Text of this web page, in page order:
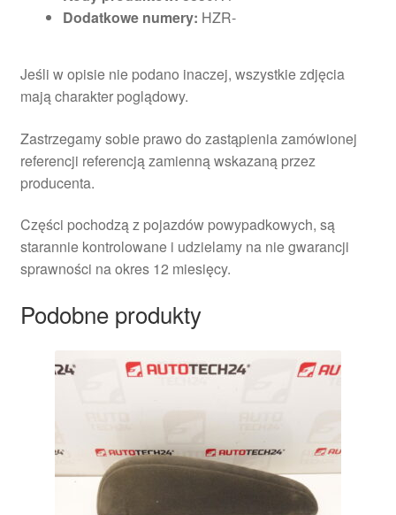
Dodatkowe numery: HZR-
Jeśli w opisie nie podano inaczej, wszystkie zdjęcia
mają charakter poglądowy.
Zastrzegamy sobie prawo do zastąpienia zamówionej
referencji referencją zamienną wskazaną przez
producenta.
Części pochodzą z pojazdów powypadkowych, są
starannie kontrolowane i udzielamy na nie gwarancji
sprawności na okres 12 miesięcy.
Podobne produkty